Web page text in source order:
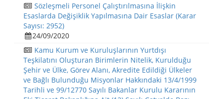
Sözleşmeli Personel Çalıştırılmasına İlişkin
Esaslarda Değişiklik Yapılmasına Dair Esaslar (Karar
Sayısı: 2952)
24/09/2020
Kamu Kurum ve Kuruluşlarının Yurtdışı
Teşkilatını Oluşturan Birimlerin Nitelik, Kurulduğu
Şehir ve Ülke, Görev Alanı, Akredite Edildiği Ülkeler
ve Bağlı Bulunduğu Misyonlar Hakkındaki 13/4/1999
Tarihli ve 99/12770 Sayılı Bakanlar Kurulu Kararının